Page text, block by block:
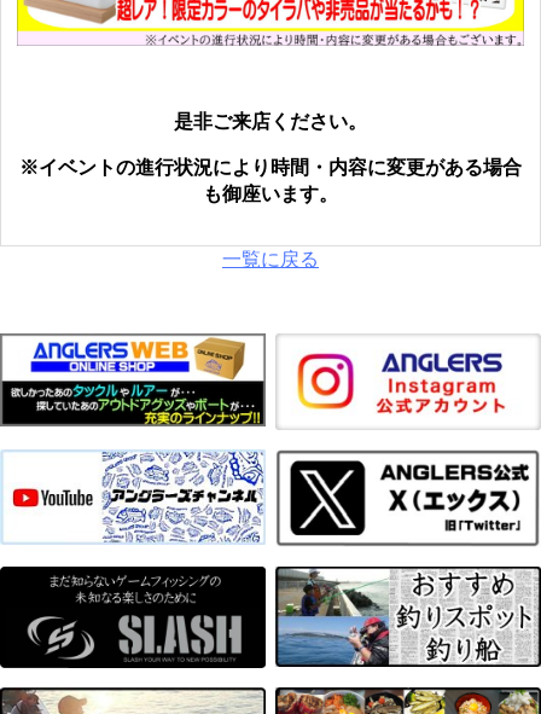
是非ご来店ください。
※イベントの進行状況により時間・内容に変更がある場合
も御座います。
一覧に戻る